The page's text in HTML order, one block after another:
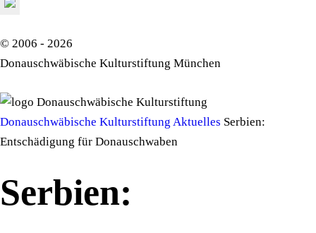
© 2006 - 2026
Donauschwäbische Kulturstiftung München
Donauschwäbische Kulturstiftung
Donauschwäbische Kulturstiftung Aktuelles Serbien:
Entschädigung für Donauschwaben
Serbien: